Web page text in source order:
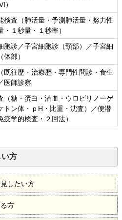
）
検査（肺活量・予測肺活量・努力性
・１秒量・１秒率）
胞診／子宮細胞診（頸部）／子宮細
体部）
既往歴・治療歴・専門性問診・食生
医師診察
（糖・蛋白・潜血・ウロビリノーゲ
トン体・ｐH・比重・沈査）／便潜
疫学的検査・２回法）
い方
したい方
方